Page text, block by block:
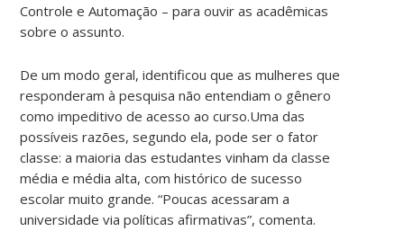
Controle e Automação – para ouvir as acadêmicas
sobre o assunto.
De um modo geral, identificou que as mulheres que
responderam à pesquisa não entendiam o gênero
como impeditivo de acesso ao curso.Uma das
possíveis razões, segundo ela, pode ser o fator
classe: a maioria das estudantes vinham da classe
média e média alta, com histórico de sucesso
escolar muito grande. “Poucas acessaram a
universidade via políticas afirmativas”, comenta.